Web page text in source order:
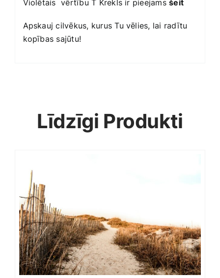
Violētais vērtību T Krekls ir pieejamsšeit
Apskauj cilvēkus, kurus Tu vēlies, lai radītu
kopības sajūtu!
Līdzīgi Produkti